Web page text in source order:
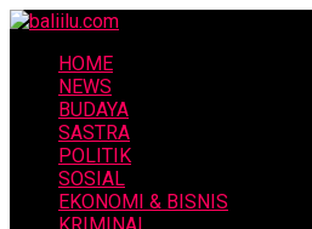
HOME
NEWS
BUDAYA
SASTRA
POLITIK
SOSIAL
EKONOMI & BISNIS